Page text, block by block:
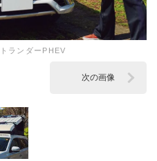
ランダーPHEV
次の画像